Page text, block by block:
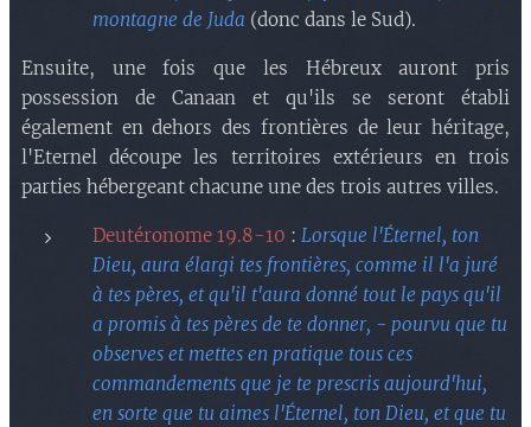
montagne de Juda (donc dans le Sud).
Ensuite, une fois que les Hébreux auront pris
possession de Canaan et qu'ils se seront établi
également en dehors des frontières de leur héritage,
l'Eternel découpe les territoires extérieurs en trois
parties hébergeant chacune une des trois autres villes.
Deutéronome 19.8-10 : Lorsque l'Éternel, ton
Dieu, aura élargi tes frontières, comme il l'a juré
à tes pères, et qu'il t'aura donné tout le pays qu'il
a promis à tes pères de te donner, - pourvu que tu
observes et mettes en pratique tous ces
commandements que je te prescris aujourd'hui,
en sorte que tu aimes l'Éternel, ton Dieu, et que tu